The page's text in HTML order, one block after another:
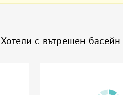
Хотели с вътрешен